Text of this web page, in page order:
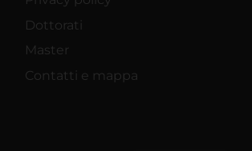
Dottorati
Master
Contatti e mappa